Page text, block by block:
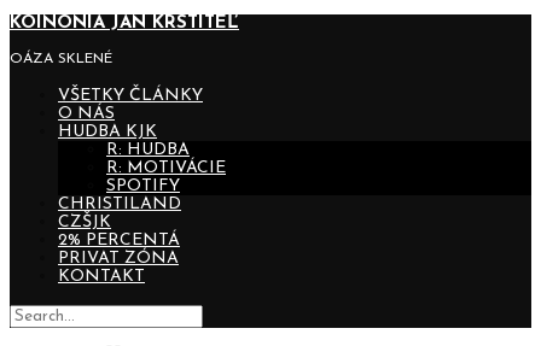
KOINONIA JÁN KRSTITEĽ
OÁZA SKLENÉ
VŠETKY ČLÁNKY
O NÁS
HUDBA KJK
R: HUDBA
R: MOTIVÁCIE
SPOTIFY
CHRISTILAND
CZŠJK
2% PERCENTÁ
PRIVAT ZÓNA
KONTAKT